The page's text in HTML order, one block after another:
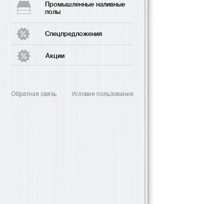
Промышленные наливные
полы
Спецпредложения
Акции
Обратная связь Условия пользования